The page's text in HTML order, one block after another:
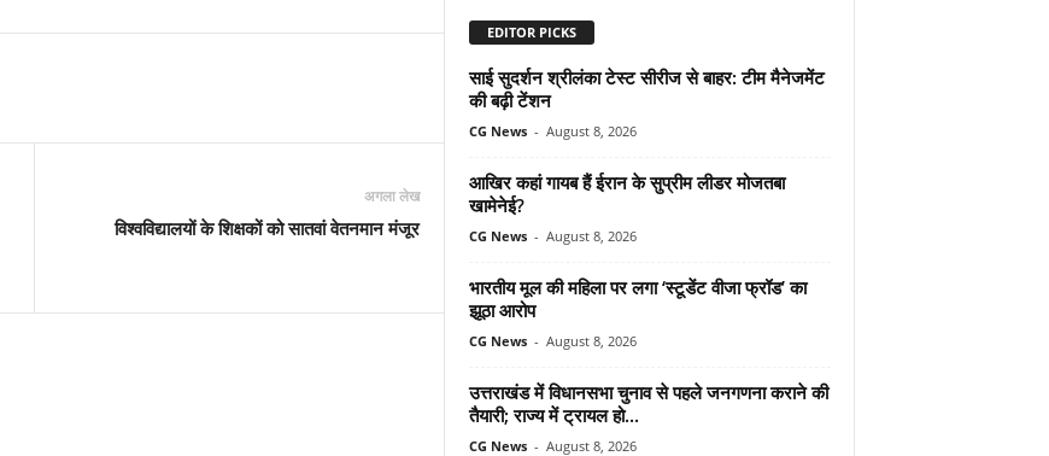
अगला लेख
विश्वविद्यालयों के शिक्षकों को सातवां वेतनमान मंजूर
EDITOR PICKS
साई सुदर्शन श्रीलंका टेस्ट सीरीज से बाहर: टीम मैनेजमेंट
की बढ़ी टेंशन
CG News - August 8, 2026
आखिर कहां गायब हैं ईरान के सुप्रीम लीडर मोजतबा
खामेनेई?
CG News - August 8, 2026
भारतीय मूल की महिला पर लगा ‘स्टूडेंट वीजा फ्रॉड’ का
झूठा आरोप
CG News - August 8, 2026
उत्तराखंड में विधानसभा चुनाव से पहले जनगणना कराने की
तैयारी; राज्य में ट्रायल हो...
CG News - August 8, 2026